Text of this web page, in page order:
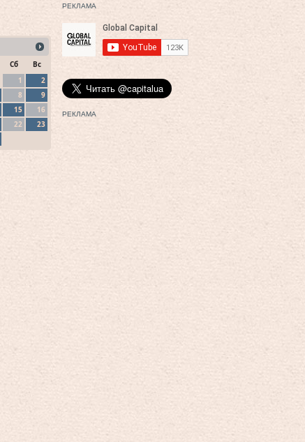
Сб
Вс
1
2
8
9
15
16
22
23
РЕКЛАМА
РЕКЛАМА